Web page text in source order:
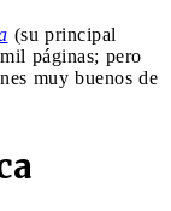
(su principal
páginas; pero
muy buenos de